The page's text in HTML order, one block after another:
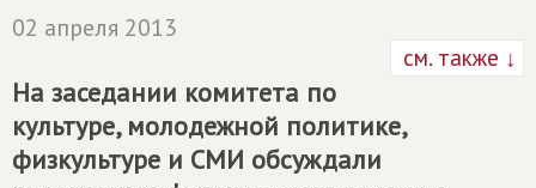
02 апреля 2013
см. также ↓
На заседании комитета по
культуре, молодежной политике,
физкультуре и СМИ обсуждали